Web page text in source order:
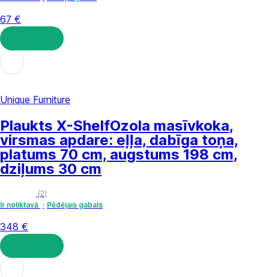
67 €
LIKT GROZĀ
Unique Furniture
Plaukts X-ShelfOzola masīvkoka,
virsmas apdare: eļļa, dabīga toņa,
platums 70 cm, augstums 198 cm,
dziļums 30 cm
(2)
Ir noliktavā
Pēdējais gabals
348 €
LIKT GROZĀ